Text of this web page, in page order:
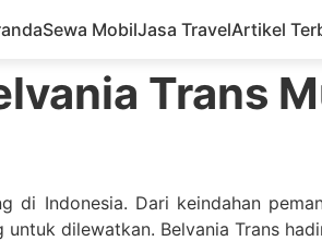
Sewa MobilJasa TravelArtikel
Trans
di Indonesia. Dari keindahan
dilewatkan. Belvania Trans